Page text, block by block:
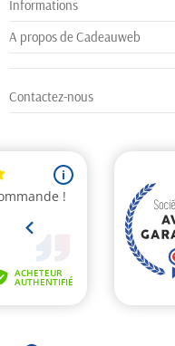
Informations
A propos de Cadeauweb
Contactez-nous